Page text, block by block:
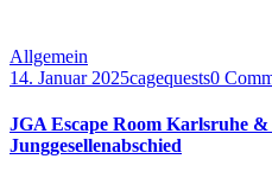
Allgemein
14. Januar 2025cagequests0
JGA Escape Room Karlsruhe
Junggesellenabschied